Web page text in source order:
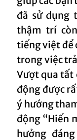
đã sử dụng
thậm trí
tiếng việt để
trong việc
Vượt qua tất
động được
ý hướng
động “Hiến
hưởng